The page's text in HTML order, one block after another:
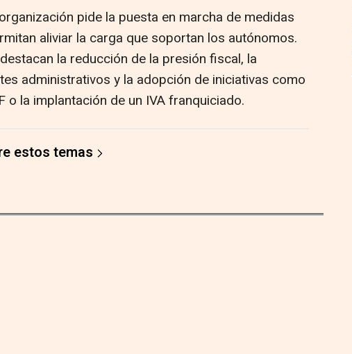
pide la puesta en marcha de medidas
aliviar la carga que soportan los autónomos.
la reducción de la presión fiscal, la
administrativos y la adopción de iniciativas como
o la implantación de un IVA franquiciado.
estos temas